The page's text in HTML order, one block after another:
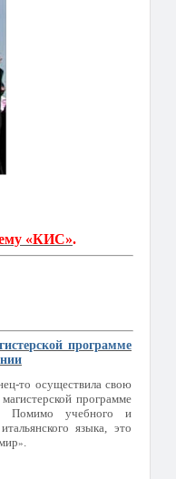
«КИС».
программе
то осуществила свою
программе
Помимо учебного и
языка, это
».